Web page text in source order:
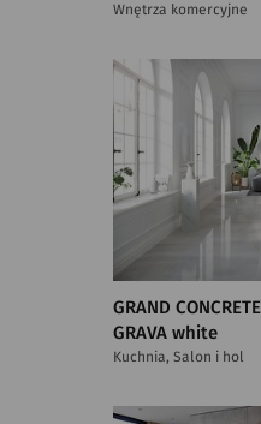
Wnętrza komercyjne
GRAND CONCRETE
GRAVA white
Kuchnia, Salon i hol